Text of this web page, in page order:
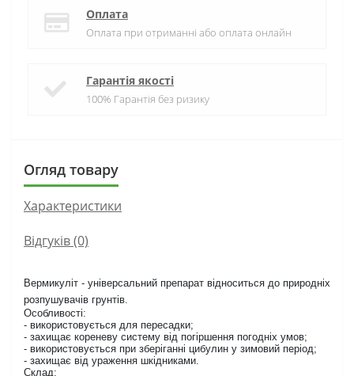
Оплата
Оплата при отриманні або оплата онлайн
Гарантія якості
100% Гарантія без ризику
Огляд товару
Характеристики
Відгуків (0)
Вермикуліт - універсальний препарат відноситься до природніх
розпушувачів грунтів.
Особливості:
- використовується для пересадки;
- захищає кореневу систему від погіршення погодніх умов;
- використовується при зберіганні цибулин у зимовий період;
- захищає від ураження шкідниками.
Склад: